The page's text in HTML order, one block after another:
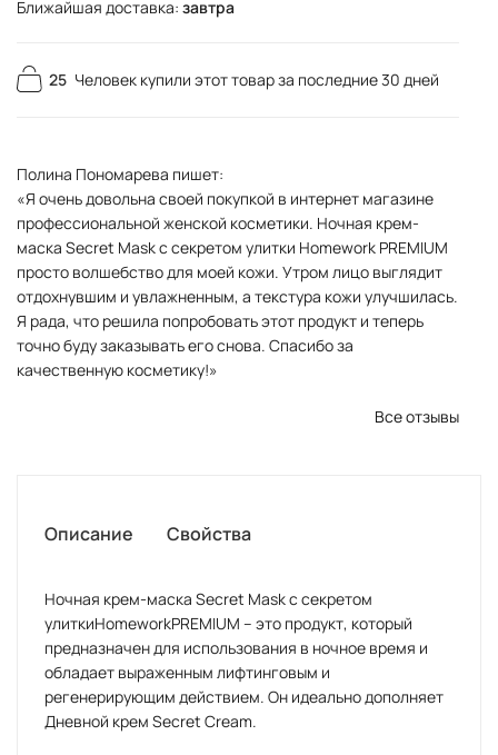
Ближайшая доставка: завтра
25 Человек купили этот товар за последние 30 дней
Полина Пономарева пишет:
«Я очень довольна своей покупкой в интернет магазине
профессиональной женской косметики. Ночная крем-
маска Secret Mask с секретом улитки Homework PREMIUM
просто волшебство для моей кожи. Утром лицо выглядит
отдохнувшим и увлажненным, а текстура кожи улучшилась.
Я рада, что решила попробовать этот продукт и теперь
точно буду заказывать его снова. Спасибо за
качественную косметику!»
Все отзывы
Описание Свойства
Ночная крем-маска Secret Mask с секретом
улиткиHomeworkPREMIUM – это продукт, который
предназначен для использования в ночное время и
обладает выраженным лифтинговым и
регенерирующим действием. Он идеально дополняет
Дневной крем Secret Cream.